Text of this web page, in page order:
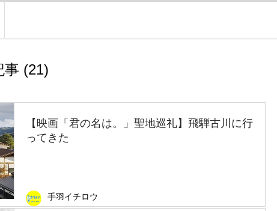
事 (21)
【映画「君の名は。」聖地巡礼】飛騨古川に行
ってきた
手羽イチロウ